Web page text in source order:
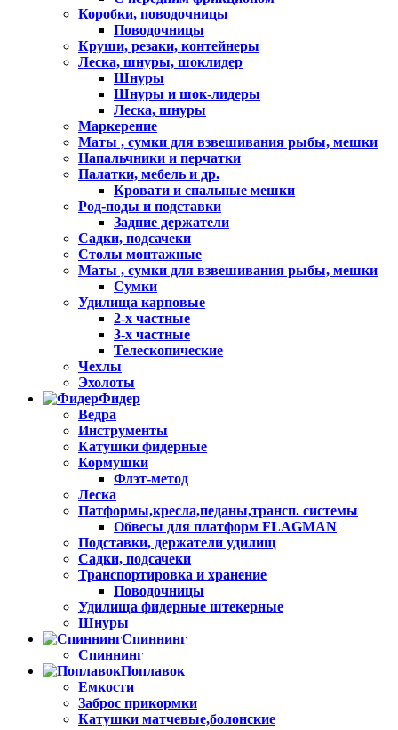
Коробки, поводочницы
Поводочницы
Круши, резаки, контейнеры
Леска, шнуры, шоклидер
Шнуры
Шнуры и шок-лидеры
Леска, шнуры
Маркерение
Маты , сумки для взвешивания рыбы, мешки
Напальчники и перчатки
Палатки, мебель и др.
Кровати и спальные мешки
Род-поды и подставки
Задние держатели
Садки, подсачеки
Столы монтажные
Маты , сумки для взвешивания рыбы, мешки
Сумки
Удилища карповые
2-х частные
3-х частные
Телескопические
Чехлы
Эхолоты
Фидер
Ведра
Инструменты
Катушки фидерные
Кормушки
Флэт-метод
Леска
Патформы,кресла,педаны,трансп. системы
Обвесы для платформ FLAGMAN
Подставки, держатели удилищ
Садки, подсачеки
Транспортировка и хранение
Поводочницы
Удилища фидерные штекерные
Шнуры
Спиннинг
Спиннинг
Поплавок
Емкости
Заброс прикормки
Катушки матчевые,болонские